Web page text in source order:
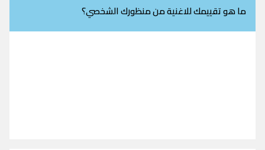
ما هو تقييمك للاغنية من منظورك الشخصي؟